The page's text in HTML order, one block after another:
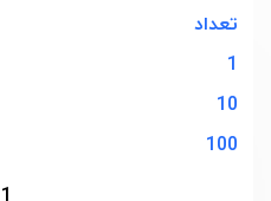
تعداد
1
10
100